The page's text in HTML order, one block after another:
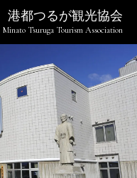
港都つるが観光協会
Minato Tsuruga Tourism Association